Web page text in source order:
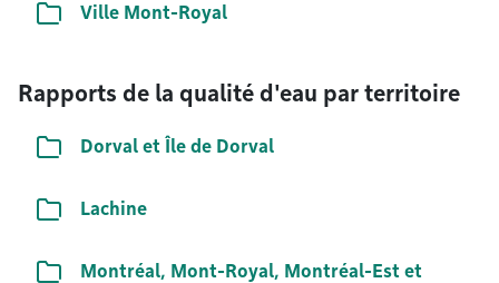
Liste de documents
Ville Mont-Royal
Rapports de la qualité d'eau par territoire
Liste de documents
Dorval et Île de Dorval
Liste de documents
Lachine
Liste de documents
Montréal, Mont-Royal, Montréal-Est et